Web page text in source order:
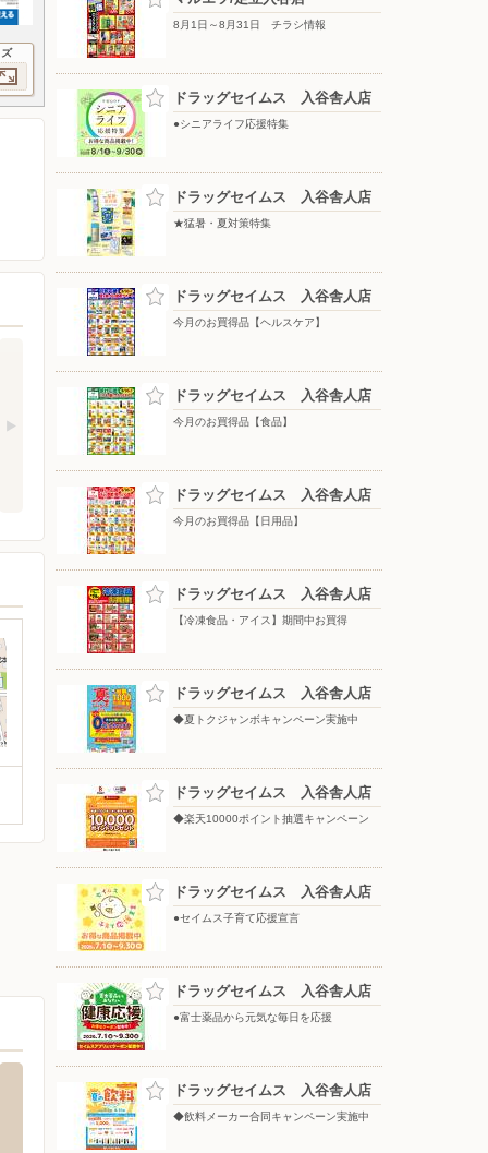
8月1日～8月31日 チラシ情報
ドラッグセイムス 入谷舎人店
●シニアライフ応援特集
ドラッグセイムス 入谷舎人店
★猛暑・夏対策特集
ドラッグセイムス 入谷舎人店
今月のお買得品【ヘルスケア】
ドラッグセイムス 入谷舎人店
今月のお買得品【食品】
ドラッグセイムス 入谷舎人店
今月のお買得品【日用品】
ドラッグセイムス 入谷舎人店
【冷凍食品・アイス】期間中お買得
ドラッグセイムス 入谷舎人店
◆夏トクジャンボキャンペーン実施中
ドラッグセイムス 入谷舎人店
◆楽天10000ポイント抽選キャンペーン
ドラッグセイムス 入谷舎人店
●セイムス子育て応援宣言
ドラッグセイムス 入谷舎人店
●富士薬品から元気な毎日を応援
ドラッグセイムス 入谷舎人店
◆飲料メーカー合同キャンペーン実施中